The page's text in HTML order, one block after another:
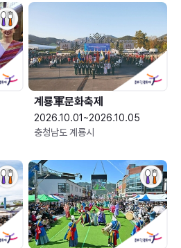
2026.10.01~2026.10.05
충청남도 계룡시